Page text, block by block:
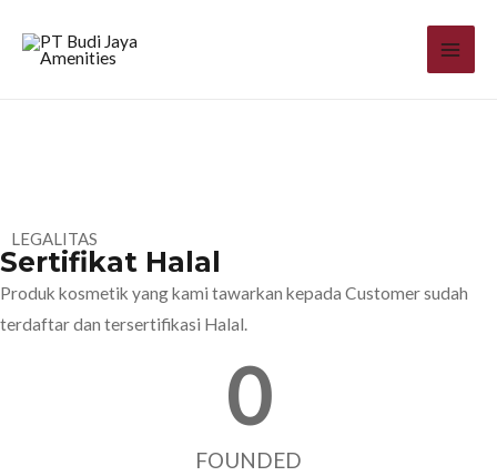
LEGALITAS
Sertifikat Halal
Produk kosmetik yang kami tawarkan kepada Customer sudah
terdaftar dan tersertifikasi Halal.
0
FOUNDED